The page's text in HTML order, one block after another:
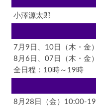
小澤源太郎
7月9日、10日（木・金）
8月6日、07日（木・金）
全日程：10時～19時
8月28日（金）10:00-